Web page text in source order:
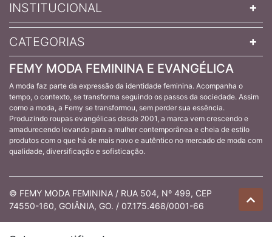
INSTITUCIONAL
CATEGORIAS
FEMY MODA FEMININA E EVANGÉLICA
A moda faz parte da expressão da identidade feminina. Acompanha o
tempo, o contexto, se transforma seguindo os passos da sociedade. Assim
como a moda, a Femy se transformou, sem perder sua essência.
Produzindo roupas evangélicas desde 2001, a marca vem crescendo e
amadurecendo levando para a mulher contemporânea e cheia de estilo
produtos com o que há de mais novo e autêntico no mercado de moda com
qualidade, diversificação e sofisticação.
© FEMY MODA FEMININA / RUA 504, Nº 499, CEP
74550-160, GOIÂNIA, GO. / 07.175.468/0001-66